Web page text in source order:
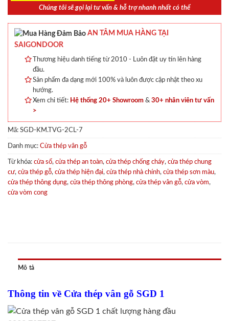
Chúng tôi sẽ gọi lại tư vấn & hỗ trợ nhanh nhất có thể
AN TÂM MUA HÀNG TẠI
SAIGONDOOR
Thương hiệu danh tiếng từ 2010 - Luôn đặt uy tín lên hàng
đầu.
Sản phẩm đa dạng mới 100% và luôn được cập nhật theo xu
hướng.
Xem chi tiết: Hệ thống 20+ Showroom & 30+ nhân viên tư vấn
>
Mã: SGD-KM.TVG-2CL-7
Danh mục: Cửa thép vân gỗ
Từ khóa: cửa sổ, cửa thép an toàn, cửa thép chống cháy, cửa thép chung
cư, cửa thép gỗ, cửa thép hiện đại, cửa thép nhà chính, cửa thép sơn màu,
cửa thép thông dụng, cửa thép thông phòng, cửa thép vân gỗ, cửa vòm,
cửa vòm cong
Mô tả
Thông tin về Cửa thép vân gỗ SGD 1